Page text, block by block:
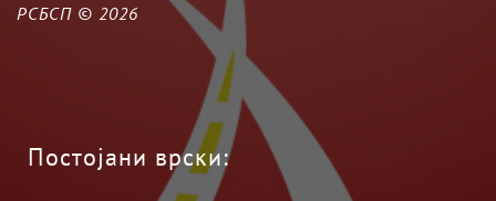
РСБСП © 2026
Постојани врски: